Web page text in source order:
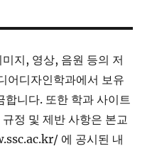
지, 영상, 음원 등의 저
어디자인학과에서 보유
합니다. 또한 학과 사이트
정 및 제반 사항은 본교
에 공시된 내